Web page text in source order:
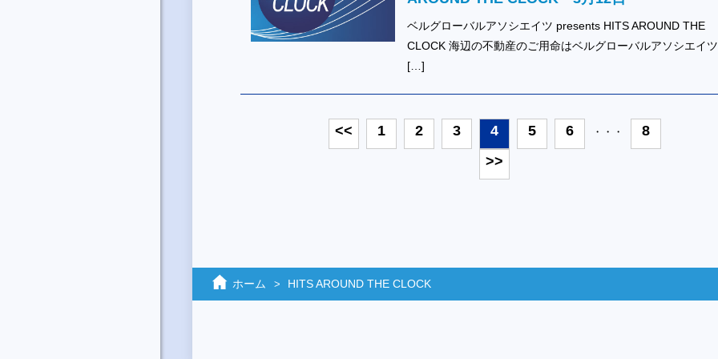
ベルグローバルアソシエイツ presents HITS AROUND THE
CLOCK 海辺の不動産のご用命はベルグローバルアソシエイ
[…]
<< 1 2 3 4 5 6 ・・・
8
>>
ホーム HITS AROUND THE CLOCK